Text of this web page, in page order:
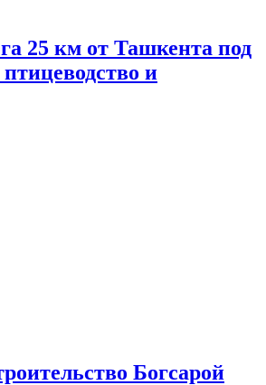
25 км от Ташкента под
и
Богсарой